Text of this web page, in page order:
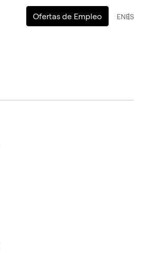
Ofertas de Empleo ENES